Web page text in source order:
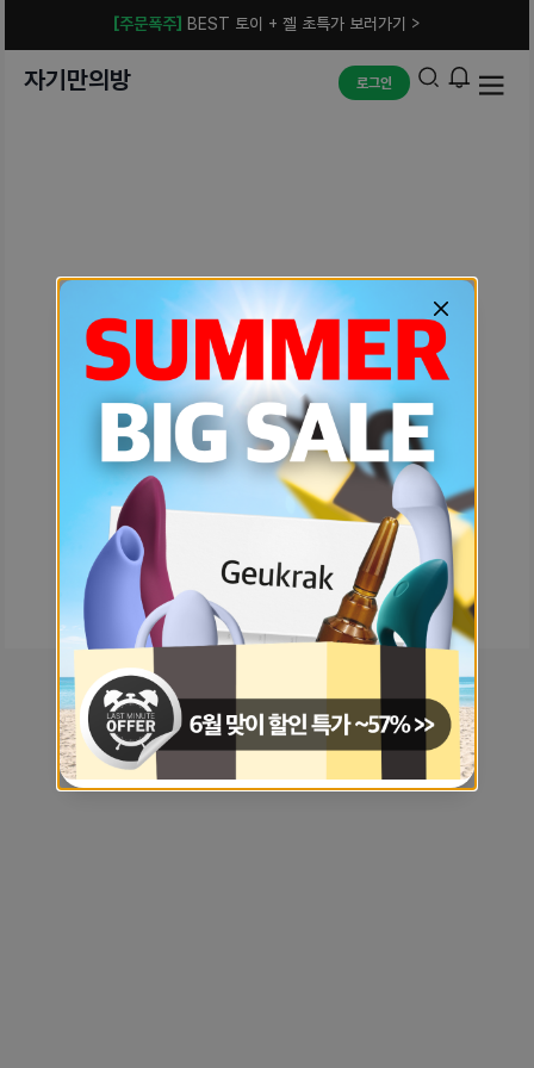
[주문폭주] BEST 토이 + 젤 초특가 보러가기 >
자기만의방 로그인
예상치 못한 에러입니다.